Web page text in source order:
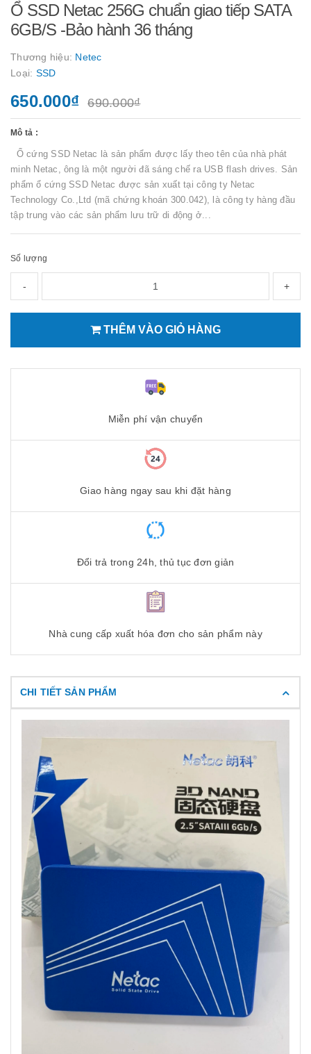
Ổ SSD Netac 256G chuẩn giao tiếp SATA
6GB/S -Bảo hành 36 tháng
Thương hiệu: Netec
Loại: SSD
650.000₫ 690.000₫
Mô tả :
Ổ cứng SSD Netac là sản phẩm được lấy theo tên của nhà phát
minh Netac, ông là một người đã sáng chế ra USB flash drives. Sản
phẩm ổ cứng SSD Netac được sản xuất tại công ty Netac
Technology Co.,Ltd (mã chứng khoán 300.042), là công ty hàng đầu
tập trung vào các sản phẩm lưu trữ di động ở...
Số lượng
- +
THÊM VÀO GIỎ HÀNG
Miễn phí vận chuyển
Giao hàng ngay sau khi đặt hàng
Đổi trả trong 24h, thủ tục đơn giản
Nhà cung cấp xuất hóa đơn cho sản phẩm này
CHI TIẾT SẢN PHẨM